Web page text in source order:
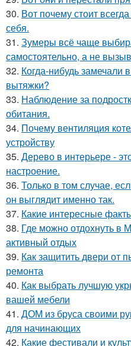
30. Вот почему стоит
себя.
31. Зумеры всё чаще
самостоятельно, а не
32. Когда-нибудь замечали
вытяжки?
33. Наблюдение за
обитания.
34. Почему вентиляция
устройству
35. Дерево в интерьере -
настроение.
36. Только в том случае,
он выглядит именно так.
37. Какие интересные
38. Где можно отдохнуть в
активный отдых
39. Как защитить двери от
ремонта
40. Как выбрать лучшую
вашей мебели
41. ДОМ из бруса своими
для начинающих
42. Какие фестивали и